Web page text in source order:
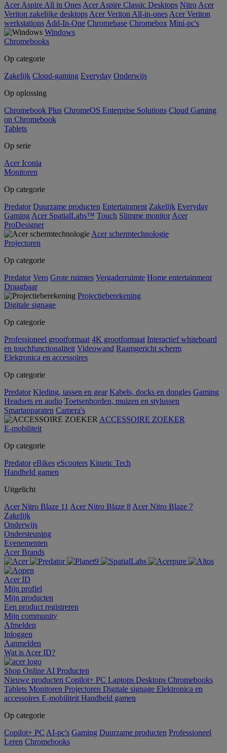
Acer Aspire All in Ones Acer Aspire Classic Desktops Nitro Acer
Veriton zakelijke desktops Acer Veriton All-in-ones Acer Veriton
werkstations Add-In-One Chromebase Chromebox Mini-pc's
Windows
Chromebooks
Op categorie
Zakelijk Cloud-gaming Everyday Onderwijs
Op oplossing
Chromebook Plus ChromeOS Enterprise Solutions Cloud Gaming
on Chromebook
Tablets
Op serie
Acer Iconia
Monitoren
Op categorie
Predator Duurzame producten Entertainment Zakelijk Everyday
Gaming Acer SpatialLabs™ Touch Slimme monitor Acer
ProDesigner
Acer schermtechnologie
Projectoren
Op categorie
Predator Vero Grote ruimtes Vergaderruimte Home entertainment
Draagbaar
Projectieberekening
Digitale signage
Op categorie
Professioneel grootformaat 4K grootformaat Interactief whiteboard
en touchfunctionaliteit Videowand Raamgericht scherm
Elektronica en accessoires
Op categorie
Predator Kleding, tassen en gear Kabels, docks en dongles Gaming
Headsets en audio Toetsenborden, muizen en stylussen
Smartapparaten Camera's
ACCESSOIRE ZOEKER
E-mobiliteit
Op categorie
Predator eBikes eScooters Kinetic Tech
Handheld gamen
Uitgelicht
Acer Nitro Blaze 11 Acer Nitro Blaze 8 Acer Nitro Blaze 7
Zakelijk
Onderwijs
Ondersteuning
Evenementen
Acer Brands
Acer ID
Mijn profiel
Mijn producten
Een product registreren
Mijn community
Afmelden
Inloggen
Aanmelden
Wat is Acer ID?
Shop Online AI Producten
Nieuwe producten Copilot+ PC Laptops Desktops Chromebooks
Tablets Monitoren Projectoren Digitale signage Elektronica en
accessoires E-mobiliteit Handheld gamen
Op categorie
Copilot+ PC AI-pc's Gaming Duurzame producten Professioneel
Leren Chromebooks